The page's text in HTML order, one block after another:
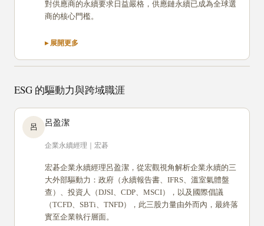
對供應商的永續要求日益嚴格，供應鏈永續已成為全球選
商的核心門檻。
ESG 的驅動力與跨域職涯
呂 呂盈潔
企業永續經理｜宏碁
宏碁企業永續經理呂盈潔，從宏觀視角解析企業永續的三
大外部驅動力：政府（永續報告書、IFRS、溫室氣體盤
查）、投資人（DJSI、CDP、MSCI），以及國際倡議
（TCFD、SBTi、TNFD），此三股力量由外而內，最終落
實至企業執行層面。